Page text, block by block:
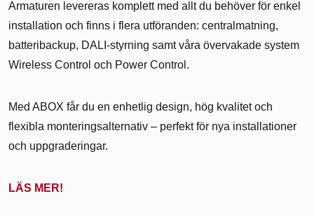
Armaturen levereras komplett med allt du behöver för enkel
installation och finns i flera utföranden: centralmatning,
batteribackup, DALI-styrning samt våra övervakade system
Wireless Control och Power Control.
Med ABOX får du en enhetlig design, hög kvalitet och
flexibla monteringsalternativ – perfekt för nya installationer
och uppgraderingar.
LÄS MER!